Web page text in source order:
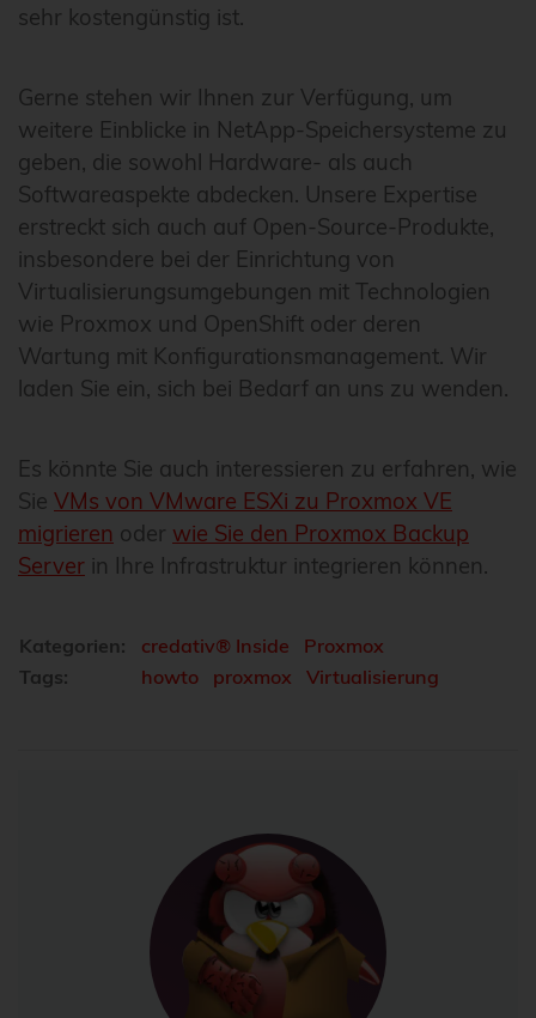
sehr kostengünstig ist.
Gerne stehen wir Ihnen zur Verfügung, um
weitere Einblicke in NetApp-Speichersysteme zu
geben, die sowohl Hardware- als auch
Softwareaspekte abdecken. Unsere Expertise
erstreckt sich auch auf Open-Source-Produkte,
insbesondere bei der Einrichtung von
Virtualisierungsumgebungen mit Technologien
wie Proxmox und OpenShift oder deren
Wartung mit Konfigurationsmanagement. Wir
laden Sie ein, sich bei Bedarf an uns zu wenden.
Es könnte Sie auch interessieren zu erfahren, wie
Sie VMs von VMware ESXi zu Proxmox VE
migrieren oder wie Sie den Proxmox Backup
Server in Ihre Infrastruktur integrieren können.
Kategorien: credativ® Inside
Proxmox
Tags:
howto proxmox Virtualisierung